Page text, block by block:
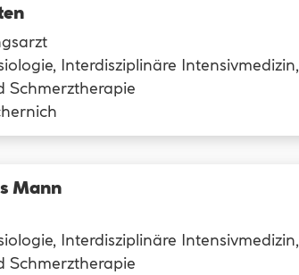
Interdisziplinäre Intensivmedizin,
Schmerztherapie
Mann
Interdisziplinäre Intensivmedizin,
Schmerztherapie